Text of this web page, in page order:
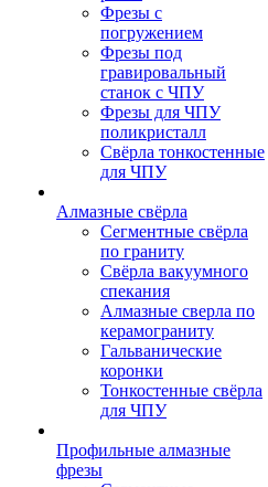
Фрезы с
погружением
Фрезы под
гравировальный
станок с ЧПУ
Фрезы для ЧПУ
поликристалл
Свёрла тонкостенные
для ЧПУ
Алмазные свёрла
Сегментные свёрла
по граниту
Свёрла вакуумного
спекания
Алмазные сверла по
керамограниту
Гальванические
коронки
Тонкостенные свёрла
для ЧПУ
Профильные алмазные
фрезы